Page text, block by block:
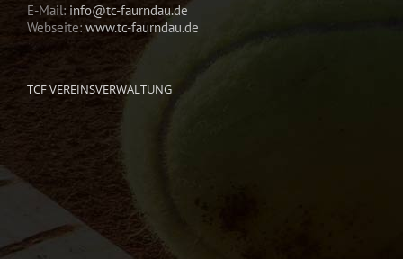
E-Mail: info@tc-faurndau.de
Webseite: www.tc-faurndau.de
TCF VEREINSVERWALTUNG